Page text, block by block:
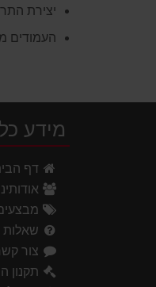
יצירת
העמודים
מידע
דף
שאלות
צור
תקנון